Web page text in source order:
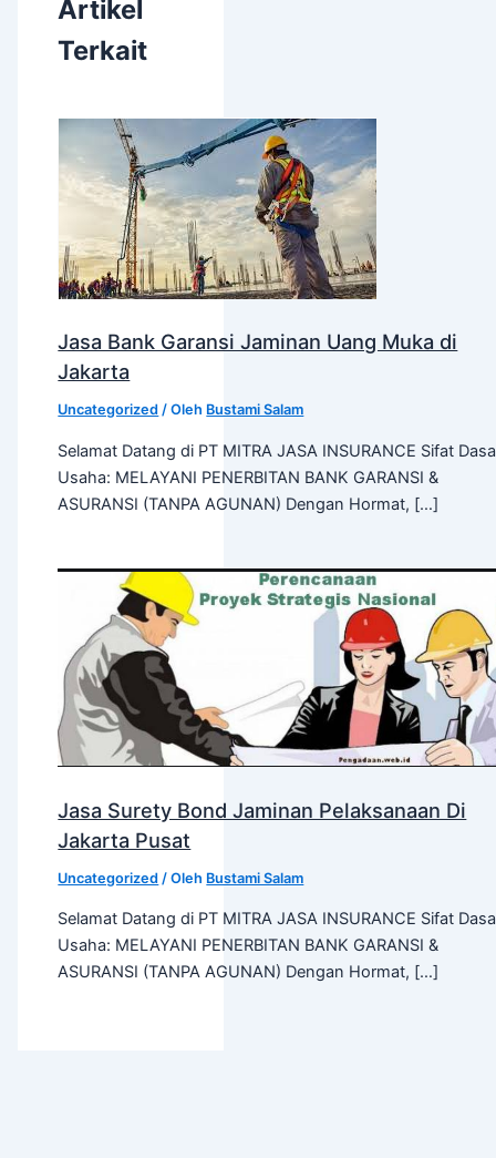
Artikel
Terkait
Jasa Bank Garansi Jaminan Uang Muka di
Jakarta
Uncategorized / Oleh Bustami Salam
Selamat Datang di PT MITRA JASA INSURANCE Sifat
Usaha: MELAYANI PENERBITAN BANK GARANSI &
ASURANSI (TANPA AGUNAN) Dengan Hormat, […]
Jasa Surety Bond Jaminan Pelaksanaan Di
Jakarta Pusat
Uncategorized / Oleh Bustami Salam
Selamat Datang di PT MITRA JASA INSURANCE Sifat
Usaha: MELAYANI PENERBITAN BANK GARANSI &
ASURANSI (TANPA AGUNAN) Dengan Hormat, […]